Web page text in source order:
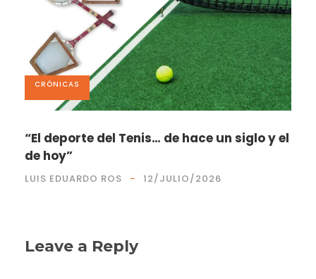
CRÓNICAS
“El deporte del Tenis… de hace un siglo y el
de hoy”
LUIS EDUARDO ROS 12/JULIO/2026
Leave a Reply